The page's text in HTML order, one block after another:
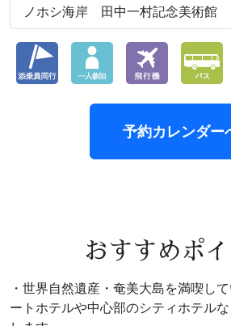
ノホシ海岸 田中一村記念美術館
予約カレンダー
おすすめポ
・世界自然遺産・奄美大島を満喫し
ートホテルや中心部のシティホテル